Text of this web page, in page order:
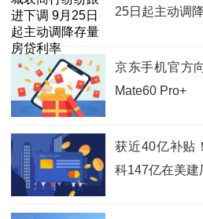
25日起主动调
京东手机官方
Mate60 Pro+
获近40亿补贴
科147亿在美建